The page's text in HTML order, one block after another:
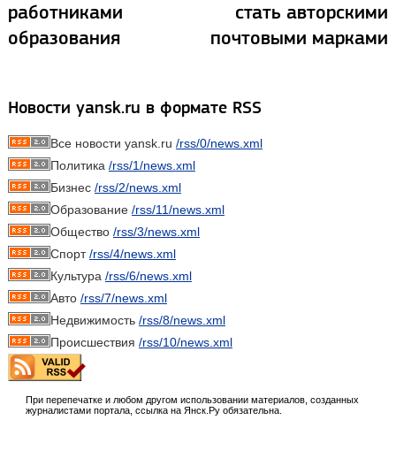
работниками
образования
стать авторскими
почтовыми марками
Новости yansk.ru в формате RSS
Все новости yansk.ru /rss/0/news.xml
Политика /rss/1/news.xml
Бизнес /rss/2/news.xml
Образование /rss/11/news.xml
Общество /rss/3/news.xml
Спорт/rss/4/news.xml
Культура /rss/6/news.xml
Авто /rss/7/news.xml
Недвижимость /rss/8/news.xml
Происшествия /rss/10/news.xml
При перепечатке и любом другом использовании материалов, созданных
журналистами портала, ссылка на Янск.Ру обязательна.